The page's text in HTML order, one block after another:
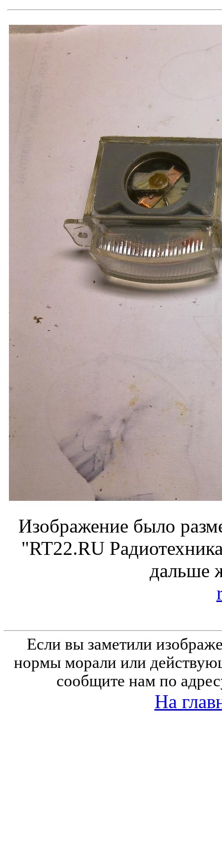
Изображение было
"RT22.RU
дальше
Если вы заметили
нормы морали или
сообщите нам по
На